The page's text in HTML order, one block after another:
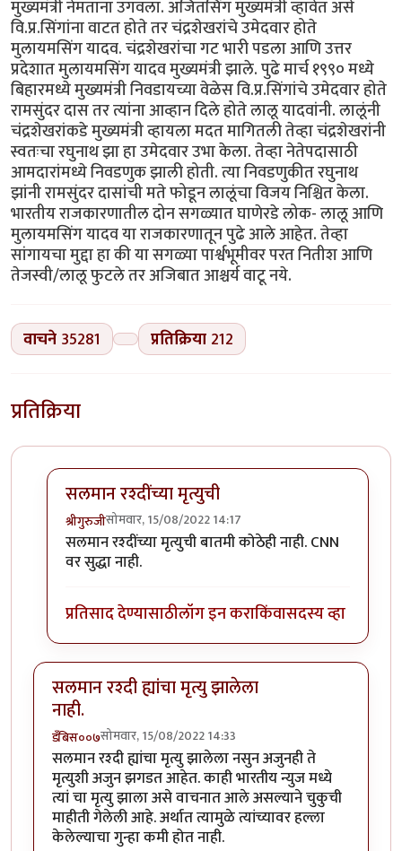
मुख्यमंत्री नेमताना उगवला. अजितसिंग मुख्यमंत्री व्हावेत असे
वि.प्र.सिंगांना वाटत होते तर चंद्रशेखरांचे उमेदवार होते
मुलायमसिंग यादव. चंद्रशेखरांचा गट भारी पडला आणि उत्तर
प्रदेशात मुलायमसिंग यादव मुख्यमंत्री झाले. पुढे मार्च १९९० मध्ये
बिहारमध्ये मुख्यमंत्री निवडायच्या वेळेस वि.प्र.सिंगांचे उमेदवार होते
रामसुंदर दास तर त्यांना आव्हान दिले होते लालू यादवांनी. लालूंनी
चंद्रशेखरांकडे मुख्यमंत्री व्हायला मदत मागितली तेव्हा चंद्रशेखरांनी
स्वतःचा रघुनाथ झा हा उमेदवार उभा केला. तेव्हा नेतेपदासाठी
आमदारांमध्ये निवडणुक झाली होती. त्या निवडणुकीत रघुनाथ
झांनी रामसुंदर दासांची मते फोडून लालूंचा विजय निश्चित केला.
भारतीय राजकारणातील दोन सगळ्यात घाणेरडे लोक- लालू आणि
मुलायमसिंग यादव या राजकारणातून पुढे आले आहेत. तेव्हा
सांगायचा मुद्दा हा की या सगळ्या पार्श्वभूमीवर परत नितीश आणि
तेजस्वी/लालू फुटले तर अजिबात आश्चर्य वाटू नये.
वाचने 35281 प्रतिक्रिया 212
प्रतिक्रिया
सलमान रश्दींच्या मृत्युची
श्रीगुरुजीसोमवार, 15/08/2022 14:17
In reply toविश्व प्रख्यात लेखक "सलमानbyडँबिस००७
सलमान रश्दींच्या मृत्युची बातमी कोठेही नाही. CNN
वर सुद्धा नाही.
प्रतिसाद देण्यासाठीलॉग इन कराकिंवासदस्य व्हा
सलमान रश्दी ह्यांचा मृत्यु झालेला
नाही.
डँबिस००७सोमवार, 15/08/2022 14:33
सलमान रश्दी ह्यांचा मृत्यु झालेला नसुन अजुनही ते
मृत्युशी अजुन झगडत आहेत. काही भारतीय न्युज मध्ये
त्यां चा मृत्यु झाला असे वाचनात आले असल्याने चुकुची
माहीती गेलेली आहे. अर्थात त्यामुळे त्यांच्यावर हल्ला
केलेल्याचा गुन्हा कमी होत नाही.